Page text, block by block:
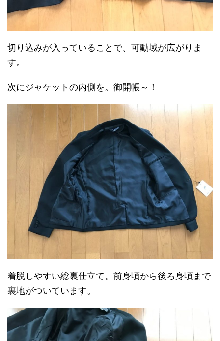
切り込みが入っていることで、可動域が広がりま
す。
次にジャケットの内側を。御開帳～！
着脱しやすい総裏仕立て。前身頃から後ろ身頃まで
裏地がついています。